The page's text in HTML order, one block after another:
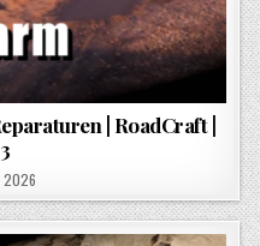
| RoadCraft |
ON
2026